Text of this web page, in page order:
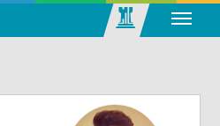
تحلیلی بازار